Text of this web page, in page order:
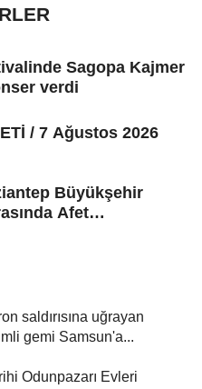
Sagopa Kajmer
verdi
/ 7 Ağustos 2026
Büyükşehir
Afet
saldırısına uğrayan
gemi Samsun'a...
Odunpazarı Evleri